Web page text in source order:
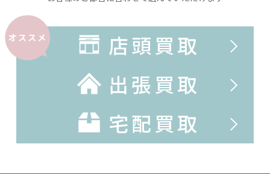
オススメ
店頭買取
出張買取
宅配買取